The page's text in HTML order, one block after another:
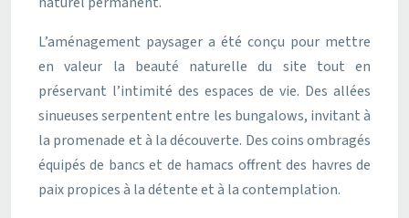
L’aménagement paysager a été conçu pour mettre
en valeur la beauté naturelle du site tout en
préservant l’intimité des espaces de vie. Des allées
sinueuses serpentent entre les bungalows, invitant à
la promenade et à la découverte. Des coins ombragés
équipés de bancs et de hamacs offrent des havres de
paix propices à la détente et à la contemplation.